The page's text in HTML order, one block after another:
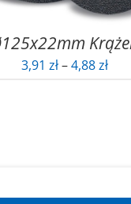
3,91 zł–4,88zł